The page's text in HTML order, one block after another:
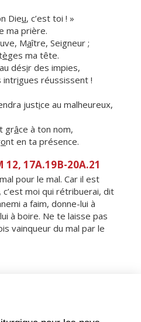
Dieu, c’est toi ! »
ma prière.
Maître, Seigneur ;
èges ma tête.
désir des impies,
intrigues réussissent !
justice au malheureux,
grâce à ton nom,
ont en ta présence.
12, 17A.19B-20A.21
pour le mal. Car il est
c’est moi qui rétribuerai, dit
a faim, donne-lui à
à boire. Ne te laisse pas
vainqueur du mal par le
son alliance.